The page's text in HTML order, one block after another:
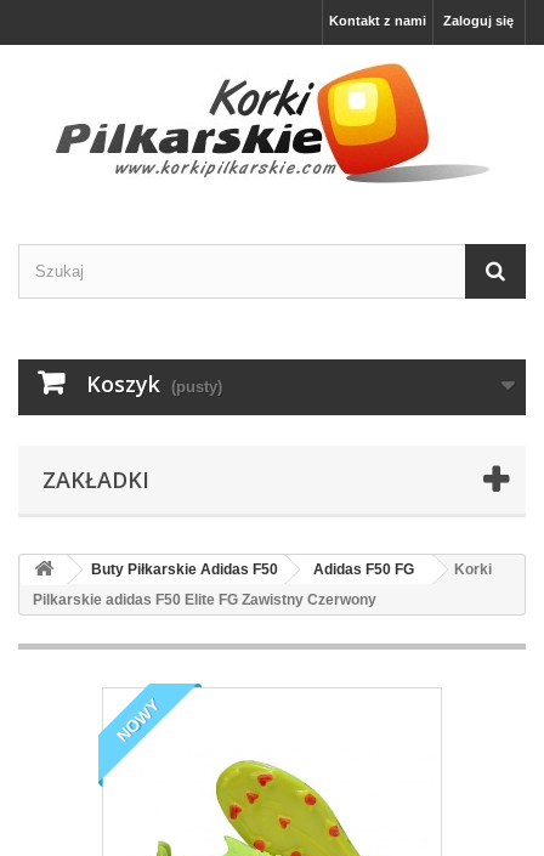
Zaloguj się
Kontakt z nami
Koszyk (pusty)
ZAKŁADKI
Buty Piłkarskie Adidas F50 Adidas F50 FG
Korki
Pilkarskie adidas F50 Elite FG Zawistny Czerwony
NOWY